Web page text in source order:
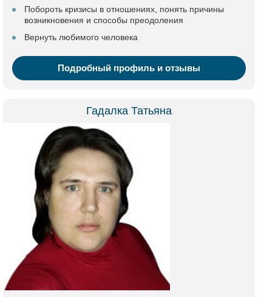
Побороть кризисы в отношениях, понять причины
возникновения и способы преодоления
Вернуть любимого человека
Подробный профиль и отзывы
Гадалка Татьяна